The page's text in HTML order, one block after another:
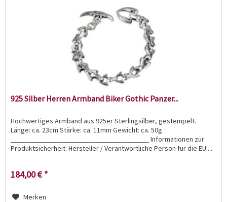
925 Silber Herren Armband Biker Gothic Panzer...
Hochwertiges Armband aus 925er Sterlingsilber, gestempelt.
Länge: ca. 23cm Stärke: ca. 11mm Gewicht: ca. 50g
_______________________________________ Informationen zur
Produktsicherheit: Hersteller / Verantwortliche Person für die EU:...
184,00 € *
Merken